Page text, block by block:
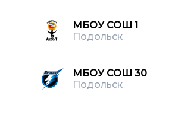
МБОУ СОШ 1
Подольск
МБОУ СОШ 30
Подольск